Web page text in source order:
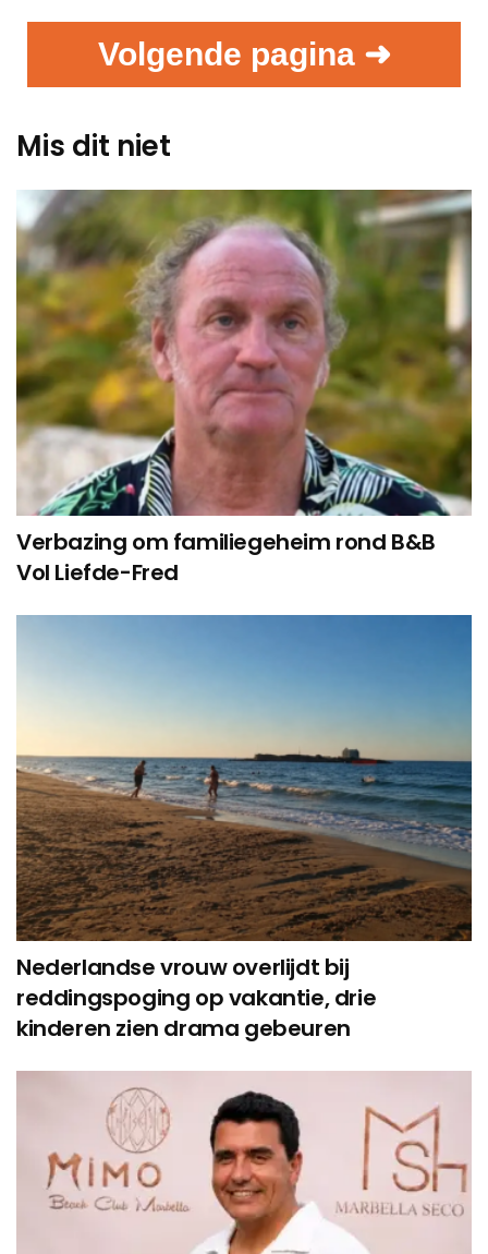
Volgende pagina ➜
Mis dit niet
Verbazing om familiegeheim rond B&B
Vol Liefde-Fred
Nederlandse vrouw overlijdt bij
reddingspoging op vakantie, drie
kinderen zien drama gebeuren